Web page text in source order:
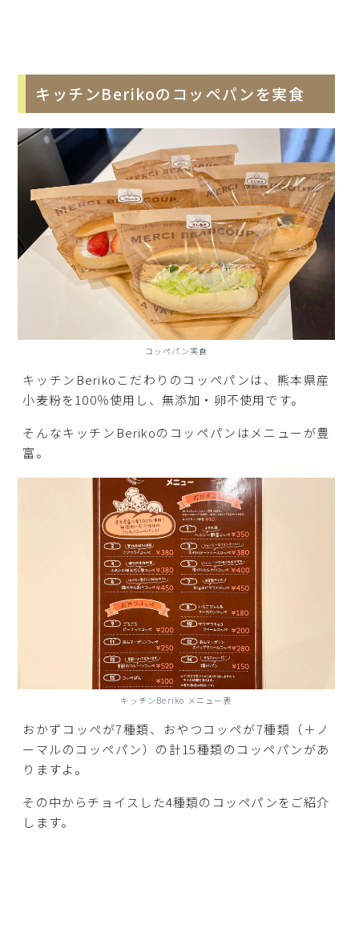
キッチンBerikoのコッペパンを実食
コッペパン実食
キッチンBerikoこだわりのコッペパンは、熊本県産
小麦粉を100％使用し、無添加・卵不使用です。
そんなキッチンBerikoのコッペパンはメニューが豊
富。
キッチンBeriko メニュー表
おかずコッペが7種類、おやつコッペが7種類（＋ノ
ーマルのコッペパン）の計15種類のコッペパンがあ
りますよ。
その中からチョイスした4種類のコッペパンをご紹介
します。